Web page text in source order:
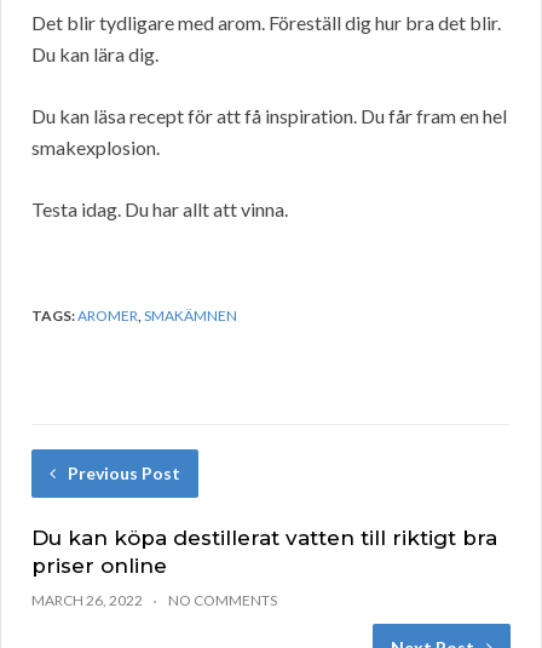
Det blir tydligare med arom. Föreställ dig hur bra det blir.
Du kan lära dig.
Du kan läsa recept för att få inspiration. Du får fram en hel
smakexplosion.
Testa idag. Du har allt att vinna.
TAGS:AROMER SMAKÄMNEN
Previous Post
Du kan köpa destillerat vatten till riktigt bra
priser online
MARCH 26, 2022 NO COMMENTS